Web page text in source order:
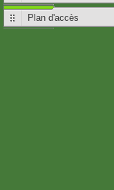
Plan d'accès